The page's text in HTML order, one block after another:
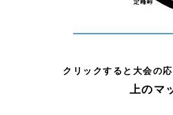
クリックすると大会の
上のマ